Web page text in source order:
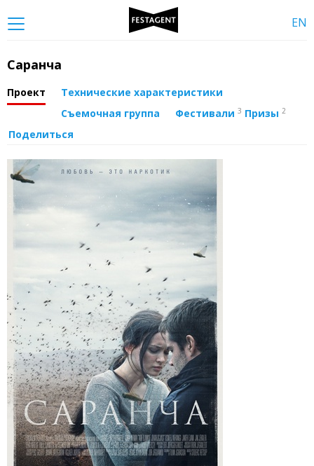
EN
Саранча
Проект
Технические характеристики
Съемочная группа
Фестивали 3 Призы 2
Поделиться